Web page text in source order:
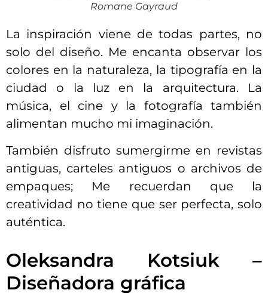
Romane Gayraud
La inspiración viene de todas partes, no
solo del diseño. Me encanta observar los
colores en la naturaleza, la tipografía en la
ciudad o la luz en la arquitectura. La
música, el cine y la fotografía también
alimentan mucho mi imaginación.
También disfruto sumergirme en revistas
antiguas, carteles antiguos o archivos de
empaques; Me recuerdan que la
creatividad no tiene que ser perfecta, solo
auténtica.
Oleksandra Kotsiuk –
Diseñadora gráfica